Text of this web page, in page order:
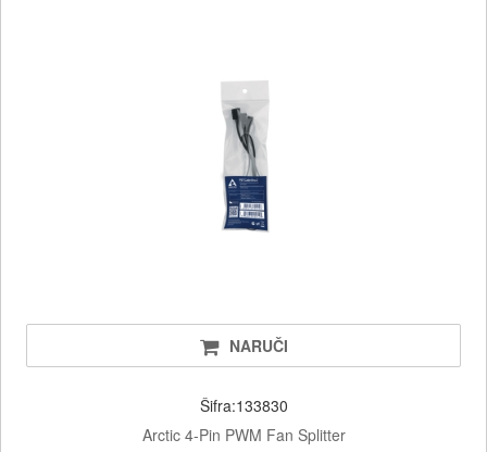
NARUČI
Šifra:133830
Arctic 4-Pin PWM Fan Splitter